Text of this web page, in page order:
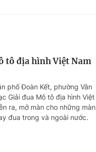
tô địa hình Việt Nam
phố Đoàn Kết, phường Vân
Giải đua Mô tô địa hình Việt
ra, mở màn cho những màn
đua trong và ngoài nước.